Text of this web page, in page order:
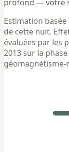
profond — votre
Estimation
de cette nuit.
évaluées par les
2013 sur la
géomagnétisme-